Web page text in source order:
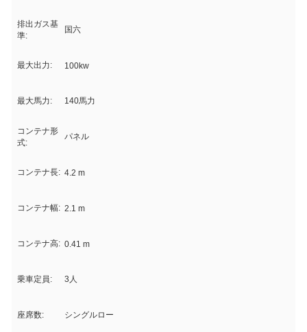
排出ガス基
準:
国六
最大出力: 100kw
最大馬力: 140馬力
コンテナ形
式:
パネル
コンテナ長: 4.2 m
コンテナ幅: 2.1 m
コンテナ高: 0.41 m
乗車定員: 3人
座席数: シングルロー